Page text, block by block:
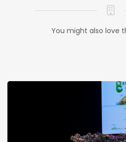
You might also love